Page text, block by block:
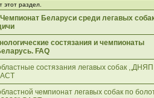
этот раздел.
Беларуси среди легавых
состязания и чемпионаты
FAQ
состязания легавых собак
чемпионат легавых собак по